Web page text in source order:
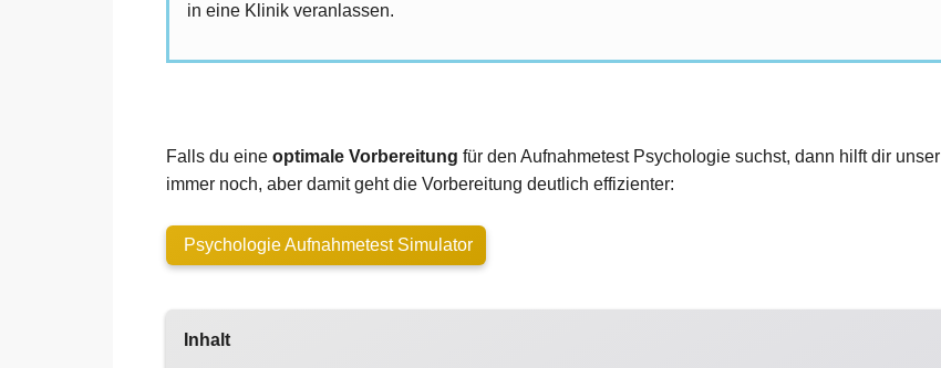
in eine Klinik veranlassen.
Falls du eine optimale Vorbereitung für den Aufnahmetest Psychologie suchst, dann hilft dir unser
immer noch, aber damit geht die Vorbereitung deutlich effizienter:
Psychologie Aufnahmetest Simulator
Inhalt